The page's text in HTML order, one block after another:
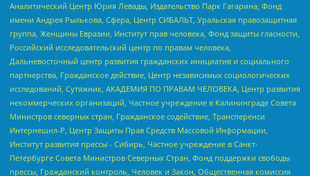
Аналитический Центр Юрия Левады, Издательство Парк Гагарина, Фонд
имени Андрея Рылькова, Сфера, Центр СИБАЛЬТ, Уральская правозащитная
группа, Женщины Евразии, Институт прав человека, Фонд защиты гласности,
Российский исследовательский центр по правам человека,
Дальневосточный центр развития гражданских инициатив и социального
партнерства, Гражданское действие, Центр независимых социологических
исследований, Сутяжник, АКАДЕМИЯ ПО ПРАВАМ ЧЕЛОВЕКА, Центр развития
некоммерческих организаций, Частное учреждение в Калининграде Совета
Министров северных стран, Гражданское содействие, Трансперенси
Интернешнл-Р, Центр Защиты Прав Средств Массовой Информации,
Институт развития прессы - Сибирь, Частное учреждение в Санкт-
Петербурге Совета Министров Северных Стран, Фонд поддержки свободы
прессы, Гражданский контроль, Человек и Закон, Общественная комиссия